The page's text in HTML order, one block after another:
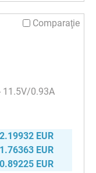
Comparaţie
11.5V/0.93A
EUR
EUR
EUR